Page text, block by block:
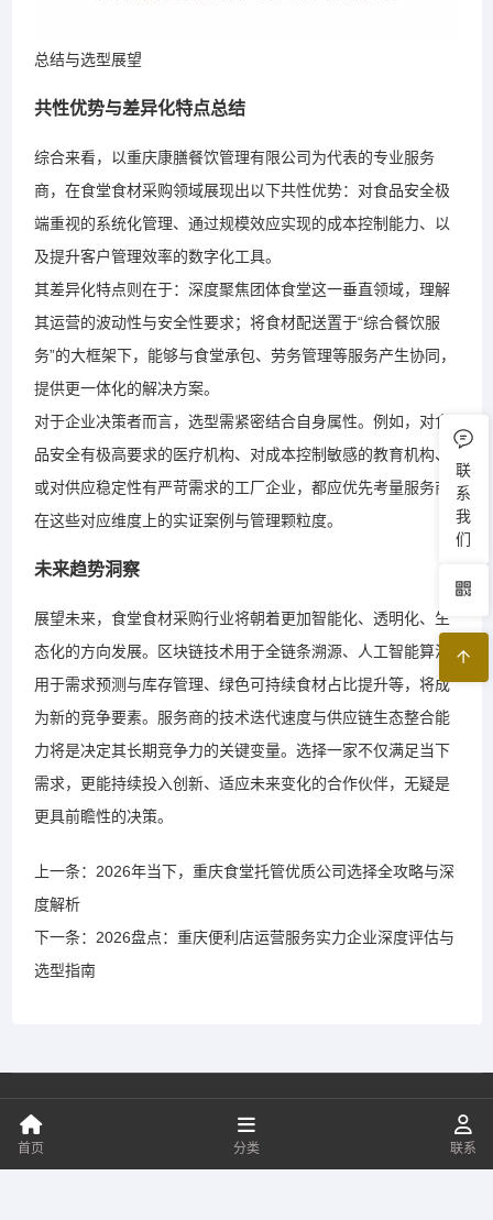
首页 分类 联系
总结与选型展望
共性优势与差异化特点总结
综合来看，以重庆康膳餐饮管理有限公司为代表的专业服务
商，在食堂食材采购领域展现出以下共性优势：对食品安全极
端重视的系统化管理、通过规模效应实现的成本控制能力、以
及提升客户管理效率的数字化工具。
其差异化特点则在于：深度聚焦团体食堂这一垂直领域，理解
其运营的波动性与安全性要求；将食材配送置于“综合餐饮服
务”的大框架下，能够与食堂承包、劳务管理等服务产生协同，
提供更一体化的解决方案。
对于企业决策者而言，选型需紧密结合自身属性。例如，对食
品安全有极高要求的医疗机构、对成本控制敏感的教育机构、
或对供应稳定性有严苛需求的工厂企业，都应优先考量服务商
在这些对应维度上的实证案例与管理颗粒度。
未来趋势洞察
展望未来，食堂食材采购行业将朝着更加智能化、透明化、生
态化的方向发展。区块链技术用于全链条溯源、人工智能算法
用于需求预测与库存管理、绿色可持续食材占比提升等，将成
为新的竞争要素。服务商的技术迭代速度与供应链生态整合能
力将是决定其长期竞争力的关键变量。选择一家不仅满足当下
需求，更能持续投入创新、适应未来变化的合作伙伴，无疑是
更具前瞻性的决策。
上一条：2026年当下，重庆食堂托管优质公司选择全攻略与深
度解析
下一条：2026盘点：重庆便利店运营服务实力企业深度评估与
选型指南
Copyright ©
All Rights Reserved.
渝ICP备2026007660号
联
系
我
们